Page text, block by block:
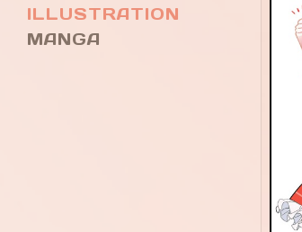
ILLUSTRATION
MANGA